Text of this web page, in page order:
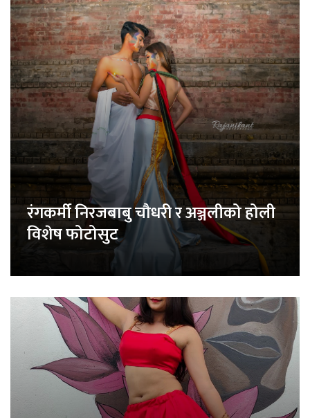
रंगकर्मी निरजबाबु चौधरी र अञ्जलीको होली
विशेष फोटोसुट